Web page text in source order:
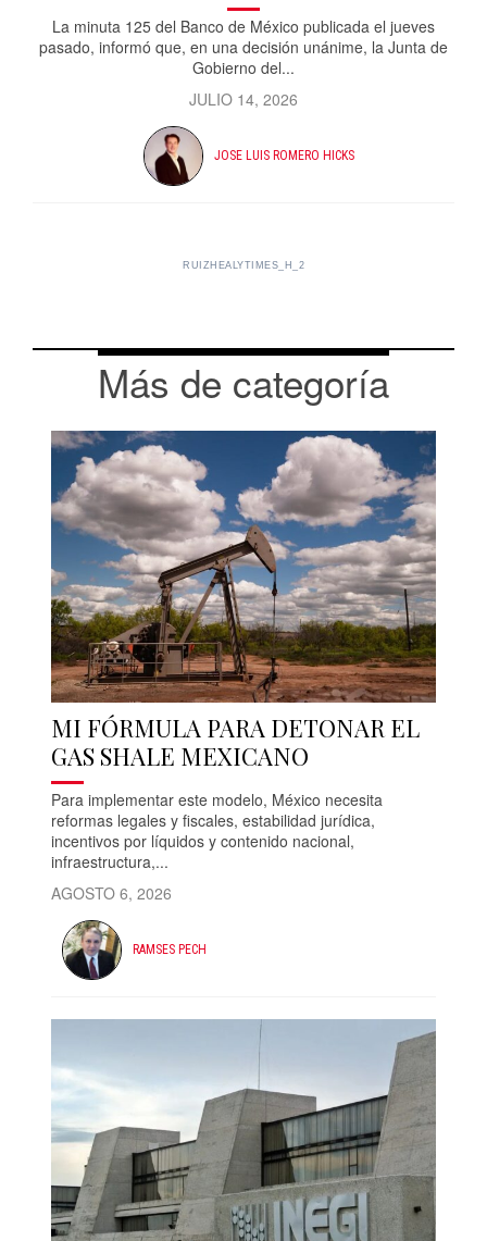
La minuta 125 del Banco de México publicada el jueves
pasado, informó que, en una decisión unánime, la Junta de
Gobierno del...
JULIO 14, 2026
JOSE LUIS ROMERO HICKS
RUIZHEALYTIMES_H_2
Más de categoría
MI FÓRMULA PARA DETONAR EL
GAS SHALE MEXICANO
Para implementar este modelo, México necesita
reformas legales y fiscales, estabilidad jurídica,
incentivos por líquidos y contenido nacional,
infraestructura,...
AGOSTO 6, 2026
RAMSES PECH